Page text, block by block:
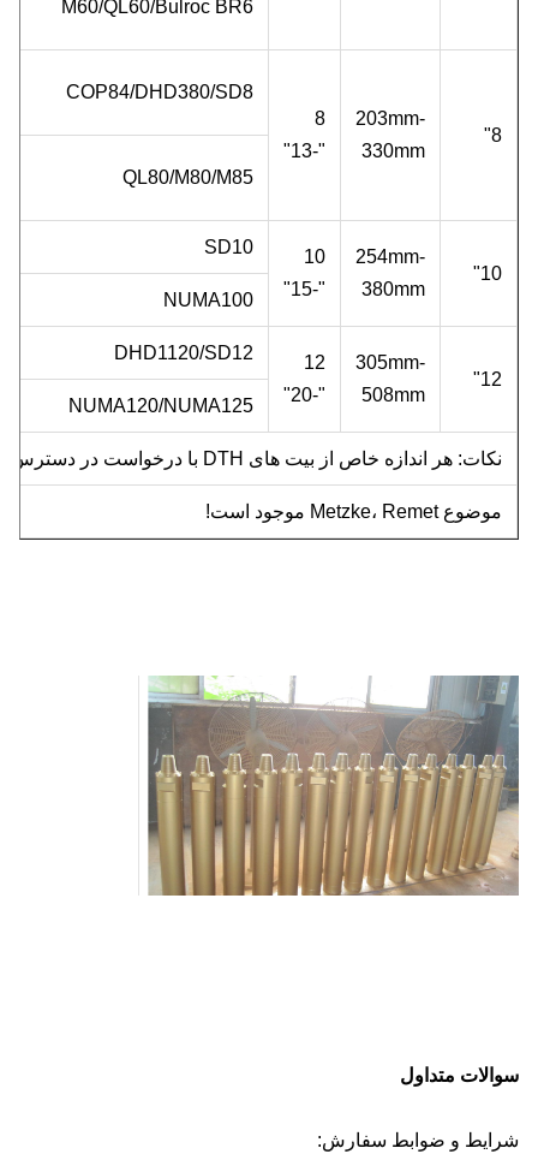
M60/QL60/Bulroc BR6
8"
203mm-
330mm
8
"-13"
COP84/DHD380/SD8
QL80/M80/M85
10"
254mm-
380mm
10
"-15"
SD10
NUMA100
12"
305mm-
508mm
12
"-20"
DHD1120/SD12
NUMA120/NUMA125
نکات: هر اندازه خاص از بیت های DTH با درخواست در دسترس خواهد بود.
موضوع Metzke، Remet موجود است!
سوالات متداول
شرایط و ضوابط سفارش: